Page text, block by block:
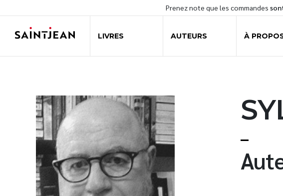
Prenez note que les commandes
LIVRES AUTEURS À